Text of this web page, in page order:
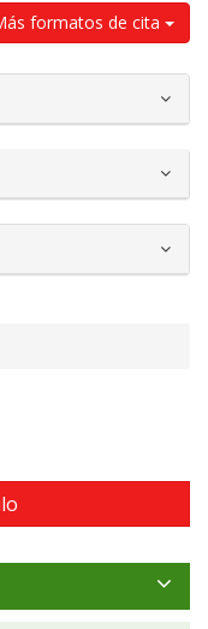
formatos de cita